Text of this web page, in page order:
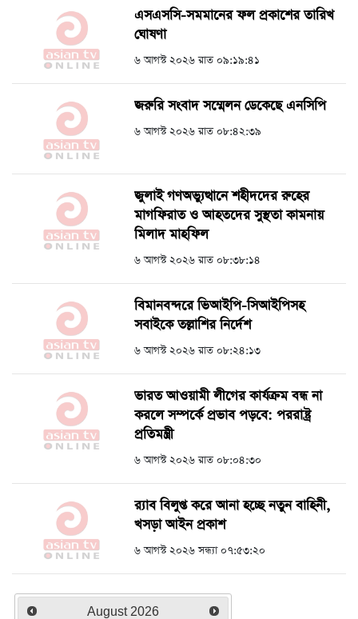
এসএসসি-সমমানের ফল প্রকাশের তারিখ
ঘোষণা
৬ আগস্ট ২০২৬ রাত ০৯:১৯:৪১
জরুরি সংবাদ সম্মেলন ডেকেছে এনসিপি
৬ আগস্ট ২০২৬ রাত ০৮:৪২:৩৯
জুলাই গণঅভ্যুত্থানে শহীদদের রুহের
মাগফিরাত ও আহতদের সুস্থতা কামনায়
মিলাদ মাহফিল
৬ আগস্ট ২০২৬ রাত ০৮:৩৮:১৪
বিমানবন্দরে ভিআইপি-সিআইপিসহ
সবাইকে তল্লাশির নির্দেশ
৬ আগস্ট ২০২৬ রাত ০৮:২৪:১৩
ভারত আওয়ামী লীগের কার্যক্রম বন্ধ না
করলে সম্পর্কে প্রভাব পড়বে: পররাষ্ট্র
প্রতিমন্ত্রী
৬ আগস্ট ২০২৬ রাত ০৮:০৪:৩০
র‍্যাব বিলুপ্ত করে আনা হচ্ছে নতুন বাহিনী,
খসড়া আইন প্রকাশ
৬ আগস্ট ২০২৬ সন্ধ্যা ০৭:৫৩:২০
August 2026